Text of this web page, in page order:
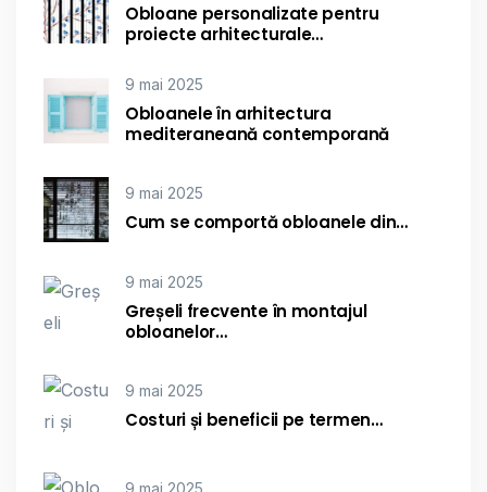
Obloane personalizate pentru
proiecte arhitecturale…
9 mai 2025
Obloanele în arhitectura
mediteraneană contemporană
9 mai 2025
Cum se comportă obloanele din…
9 mai 2025
Greșeli frecvente în montajul
obloanelor…
9 mai 2025
Costuri și beneficii pe termen…